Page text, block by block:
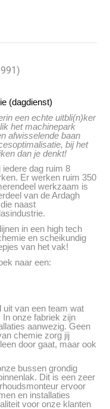
(dagdienst)
een echte uitbli(n)ker
het machinepark
afwisselende baan
bij het
dan je denkt!
iedere dag ruim 8
Er werken ruim 350
werkzaam is
van de Ardagh
naast
in een high tech
en scheikundig
van het vak!
naar een:
uit van een team wat
In onze fabriek zijn
aanwezig. Geen
chemie zorg jij
door gaat, maar ook
bussen grondig
Dit is een zeer
ervoor
en installaties
voor onze klanten